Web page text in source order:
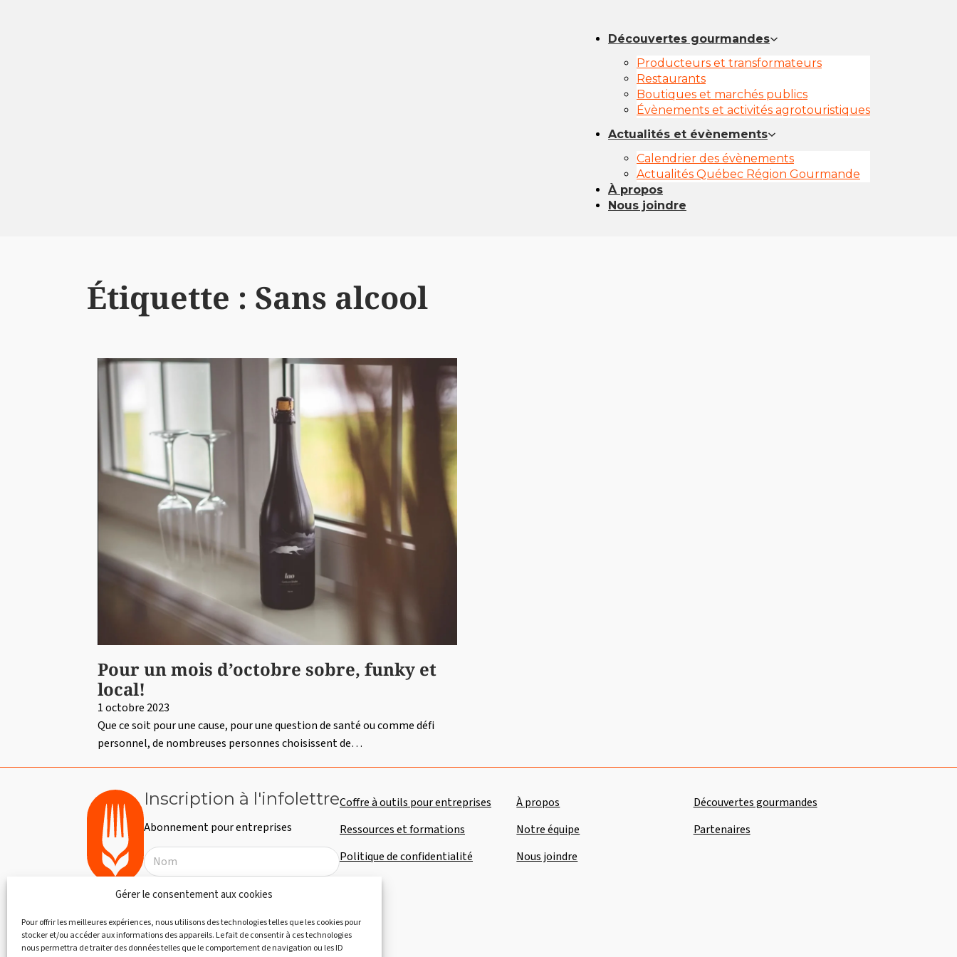
Gérer le consentement aux cookies
Pour offrir les meilleures expériences, nous utilisons des technologies telles que les cookies pour
stocker et/ou accéder aux informations des appareils. Le fait de consentir à ces technologies
nous permettra de traiter des données telles que le comportement de navigation ou les ID
Découvertes gourmandes
Producteurs et transformateurs
Restaurants
Boutiques et marchés publics
Évènements et activités agrotouristiques
Actualités et évènements
Calendrier des évènements
Actualités Québec Région Gourmande
À propos
Nous joindre
Étiquette : Sans alcool
Pour un mois d’octobre sobre, funky et
local!
1 octobre 2023
Que ce soit pour une cause, pour une question de santé ou comme défi
personnel, de nombreuses personnes choisissent de…
Inscription à l'infolettre
Abonnement pour entreprises
Coffre à outils pour entreprises
Ressources et formations
Politique de confidentialité
À propos
Notre équipe
Nous joindre
Découvertes gourmandes
Partenaires